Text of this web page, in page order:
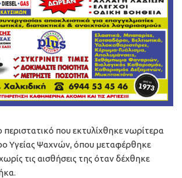
που εκτυλίχθηκε νωρίτερα
Υγείας Ψαχνών, όπου μεταφέρθηκε
τις αισθήσεις της όταν δέχθηκε